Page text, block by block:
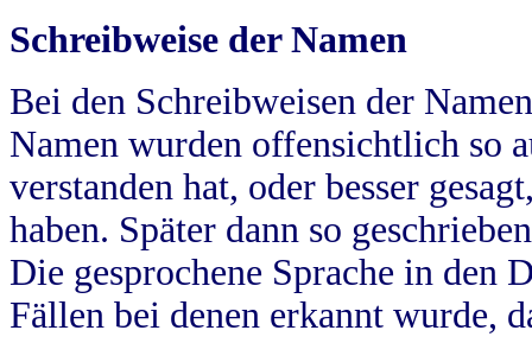
Schreibweise der Namen
Bei den Schreibweisen der
Namen wurden offensichtlich so
verstanden hat, oder besser
haben. Später dann so
Die gesprochene Sprache in
Fällen bei denen erkannt wurde,